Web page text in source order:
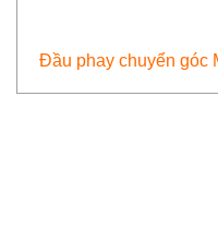
Đầu phay chuyển góc